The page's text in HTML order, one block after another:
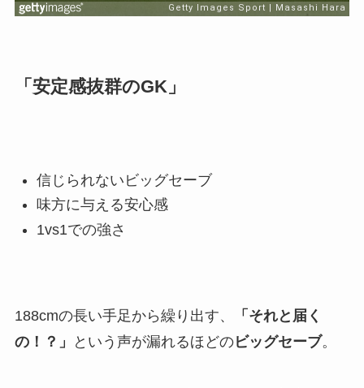
「安定感抜群のGK」
信じられないビッグセーブ
味方に与える安心感
1vs1での強さ
188cmの長い手足から繰り出す、
「それと届く
の！？」
という声が漏れるほどのビッグセーブ。